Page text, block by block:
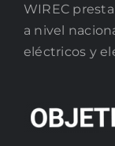
WIREC
a nivel
eléctricos y